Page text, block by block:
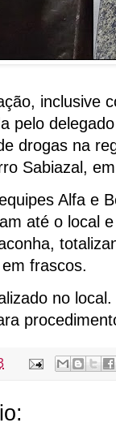
inclusive
pelo
drogas na
Sabiazal,
Alfa e
até o local
frascos.
no